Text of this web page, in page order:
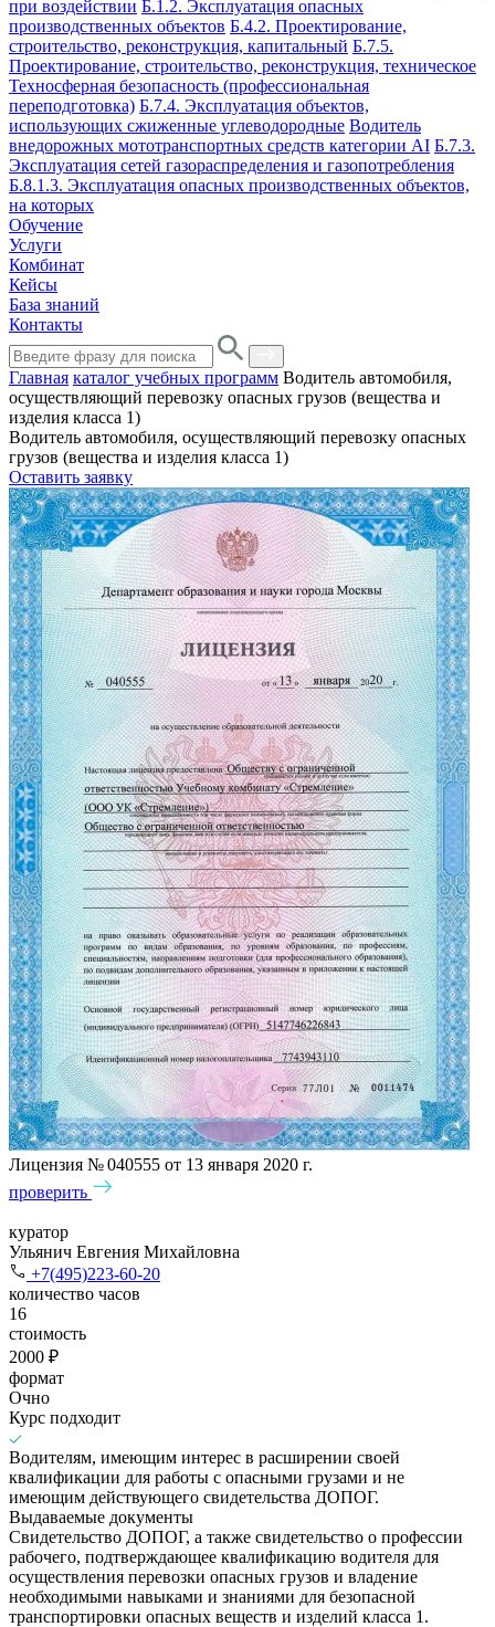
при воздействии Б.1.2. Эксплуатация опасных
производственных объектов Б.4.2. Проектирование,
строительство, реконструкция, капитальный Б.7.5.
Проектирование, строительство, реконструкция, техническое
Техносферная безопасность (профессиональная
переподготовка) Б.7.4. Эксплуатация объектов,
использующих сжиженные углеводородные Водитель
внедорожных мототранспортных средств категории АI Б.7.3.
Эксплуатация сетей газораспределения и газопотребления
Б.8.1.3. Эксплуатация опасных производственных объектов,
на которых
Обучение
Услуги
Комбинат
Кейсы
База знаний
Контакты
Главная каталог учебных программ Водитель автомобиля,
осуществляющий перевозку опасных грузов (вещества и
изделия класса 1)
Водитель автомобиля, осуществляющий перевозку опасных
грузов (вещества и изделия класса 1)
Оставить заявку
Лицензия № 040555 от 13 января 2020 г.
проверить
куратор
Ульянич Евгения Михайловна
+7(495)223-60-20
количество часов
16
стоимость
2000 ₽
формат
Очно
Курс подходит
Водителям, имеющим интерес в расширении своей
квалификации для работы с опасными грузами и не
имеющим действующего свидетельства ДОПОГ.
Выдаваемые документы
Свидетельство ДОПОГ, а также свидетельство о профессии
рабочего, подтверждающее квалификацию водителя для
осуществления перевозки опасных грузов и владение
необходимыми навыками и знаниями для безопасной
транспортировки опасных веществ и изделий класса 1.